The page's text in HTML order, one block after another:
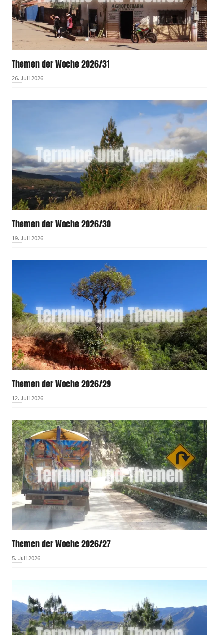
Themen der Woche 2026/31
26. Juli 2026
Themen der Woche 2026/30
19. Juli 2026
Themen der Woche 2026/29
12. Juli 2026
Themen der Woche 2026/27
5. Juli 2026